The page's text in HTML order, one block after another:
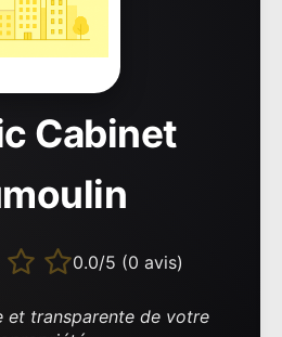
Cabinet
0.0/5 (0 avis)
et transparente de votre